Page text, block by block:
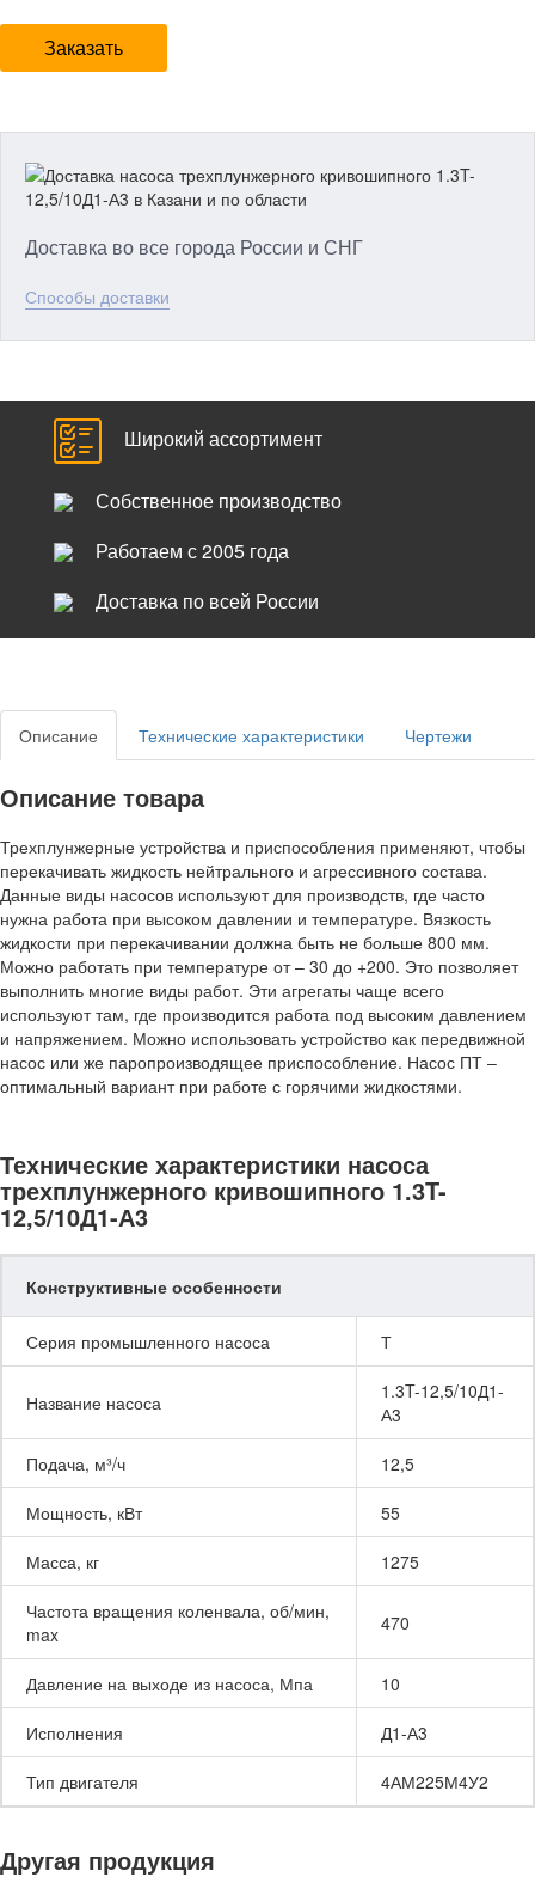
Заказать
Доставка во все города России и СНГ
Способы доставки
Широкий ассортимент
Собственное производство
Работаем с 2005 года
Доставка по всей России
Описание Технические характеристики Чертежи
Описание товара
Трехплунжерные устройства и приспособления применяют, чтобы
перекачивать жидкость нейтрального и агрессивного состава.
Данные виды насосов используют для производств, где часто
нужна работа при высоком давлении и температуре. Вязкость
жидкости при перекачивании должна быть не больше 800 мм.
Можно работать при температуре от – 30 до +200. Это позволяет
выполнить многие виды работ. Эти агрегаты чаще всего
используют там, где производится работа под высоким давлением
и напряжением. Можно использовать устройство как передвижной
насос или же паропроизводящее приспособление. Насос ПТ –
оптимальный вариант при работе с горячими жидкостями.
Технические характеристики насоса
трехплунжерного кривошипного 1.3T-
12,5/10Д1-А3
Конструктивные особенности
Серия промышленного насоса Т
Название насоса
1.3T-12,5/10Д1-
А3
Подача, м³/ч 12,5
Мощность, кВт 55
Масса, кг 1275
Частота вращения коленвала, об/мин,
max
470
Давление на выходе из насоса, Мпа 10
Исполнения Д1-А3
Тип двигателя 4АМ225М4У2
Другая продукция